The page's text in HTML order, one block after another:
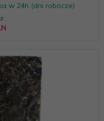
w 24h (dni robocze)